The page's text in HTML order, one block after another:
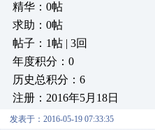
精华：0帖
求助：0帖
帖子：1帖 | 3回
年度积分：0
历史总积分：6
注册：2016年5月18日
发表于：2016-05-19 07:33:35